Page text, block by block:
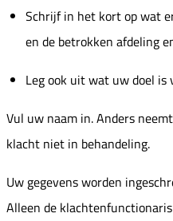
Schrijf in het kort op wat
en de betrokken afdeling
Leg ook uit wat uw doel is
Vul uw naam in. Anders
klacht niet in behandeling.
Uw gegevens worden
Alleen de